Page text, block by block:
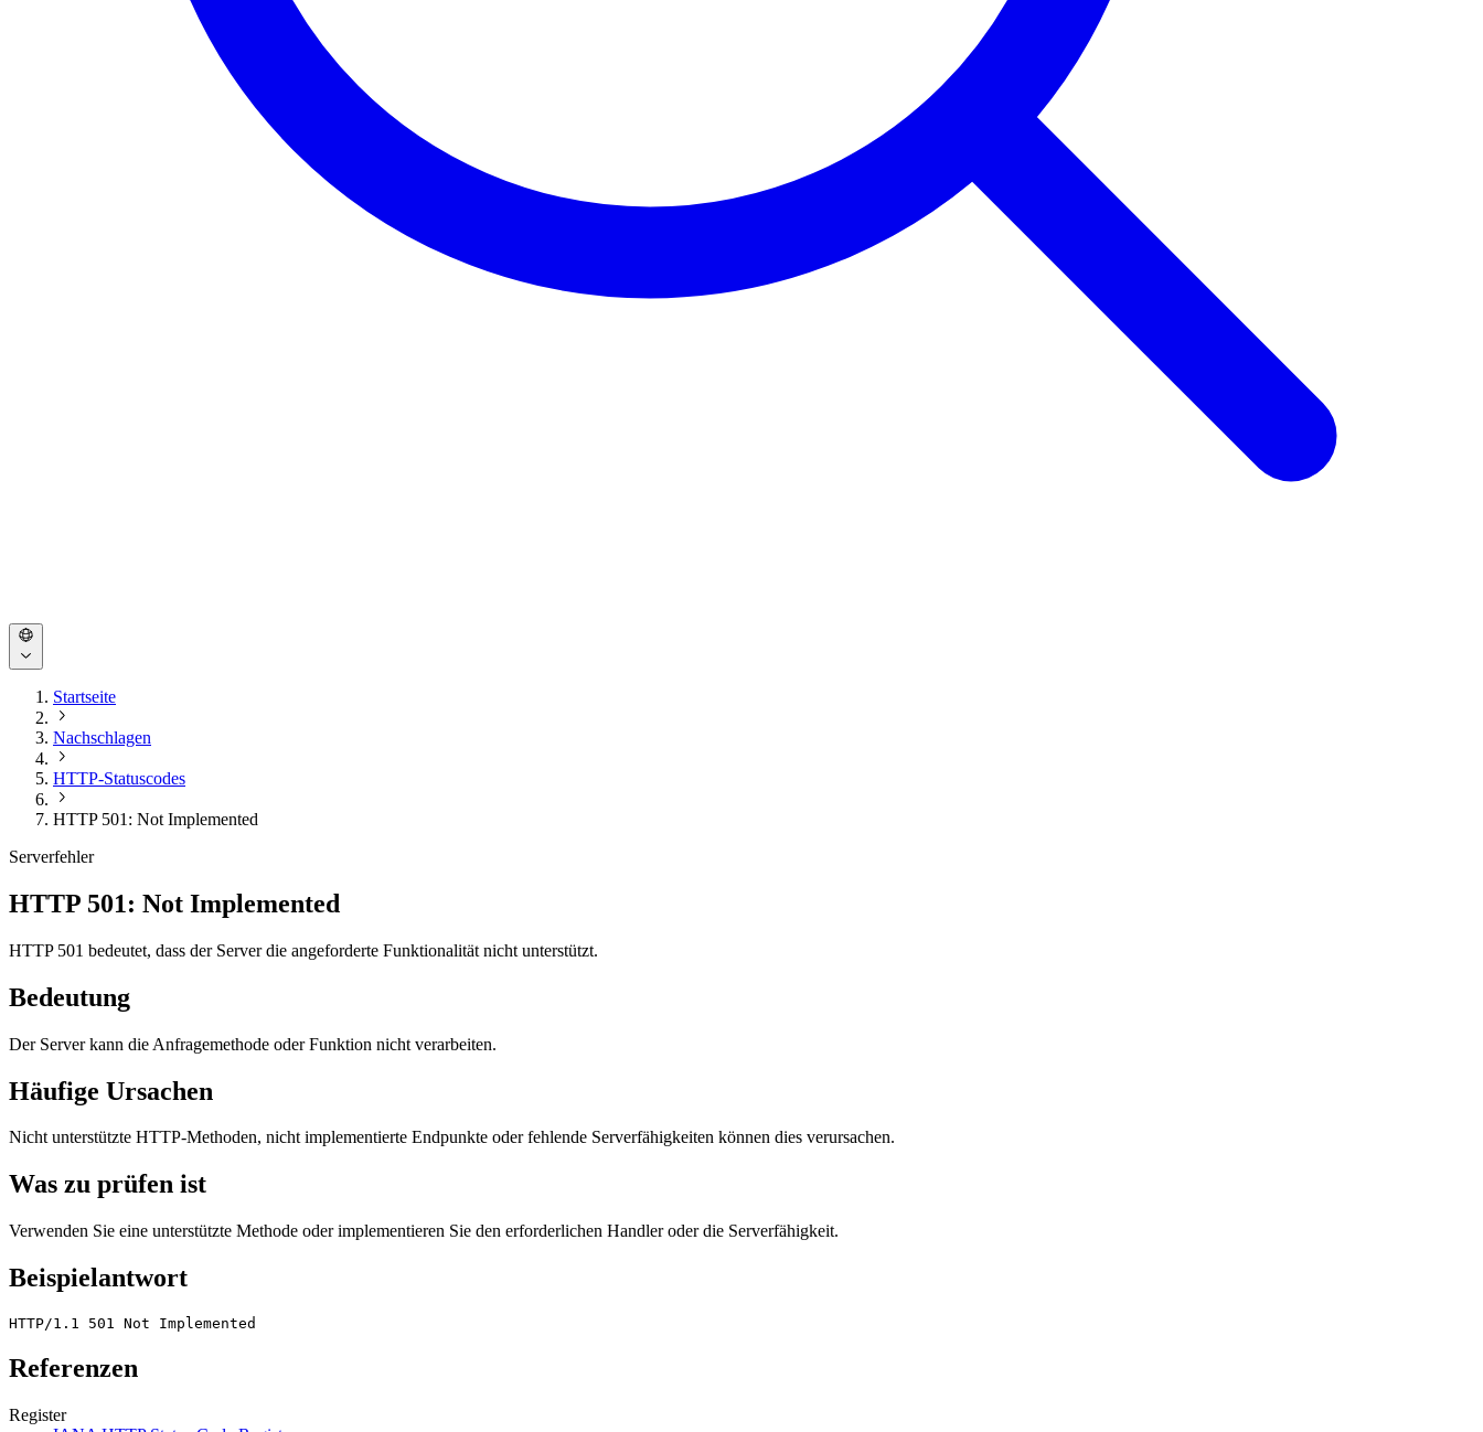
Startseite
Nachschlagen
HTTP-Statuscodes
HTTP 501: Not Implemented
Serverfehler
HTTP 501: Not Implemented
HTTP 501 bedeutet, dass der Server die angeforderte Funktionalität nicht unterstützt.
Bedeutung
Der Server kann die Anfragemethode oder Funktion nicht verarbeiten.
Häufige Ursachen
Nicht unterstützte HTTP-Methoden, nicht implementierte Endpunkte oder fehlende Serverfähigkeiten können dies verursachen.
Was zu prüfen ist
Verwenden Sie eine unterstützte Methode oder implementieren Sie den erforderlichen Handler oder die Serverfähigkeit.
Beispielantwort
HTTP/1.1 501 Not Implemented
Referenzen
Register